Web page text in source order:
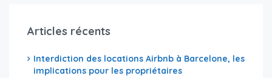
Articles récents
Interdiction des locations Airbnb à Barcelone, les
implications pour les propriétaires